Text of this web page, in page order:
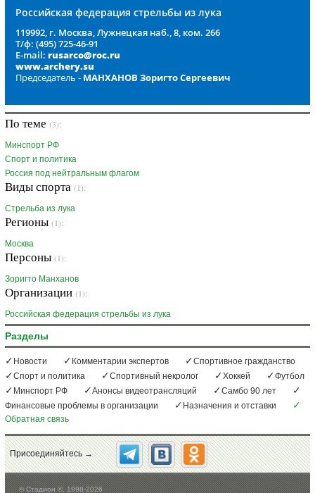
Российская федерация стрельбы из лука
119992, г. Москва, Лужнецкая наб., 8, ком. 266
Т/ф: (495) 725-46-91
E-mail: rusarco@roc.ru
www.archery.su
Председатель - МАНХАНОВ Зоригто Сергеевич
По теме (3):
Минспорт РФ
Спорт и политика
Россия под нейтральным флагом
Виды спорта (1):
Стрельба из лука
Регионы (1):
Москва
Персоны (1):
Зоригто Манханов
Организации (1):
Российская федерация стрельбы из лука
Разделы
Новости Комментарии экспертов
Спортивное гражданство
Спорт и политика
Спортивный некролог Хоккей
Футбол
Минспорт РФ
Анонсы видеотрансляций
Самбо 90 лет
Финансовые проблемы в организации
Назначения и отставки
Обратная связь
Присоединяйтесь →
©Стадион ®, 1998-2026